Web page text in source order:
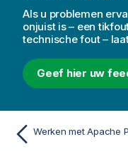
Als u problemen
onjuist is – een
technische fout –
Geef hier uw